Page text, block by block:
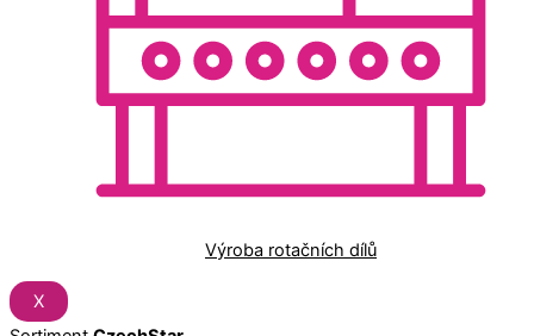
Výroba rotačních dílů
X